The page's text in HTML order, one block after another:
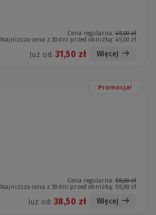
Cena regularna: 45,00 zł
Najniższa cena z 30 dni przed obniżką: 45,00 zł
Już od: 31,50 zł Więcej
Promocja!
Cena regularna: 55,00 zł
Najniższa cena z 30 dni przed obniżką: 55,00 zł
Już od: 38,50 zł Więcej